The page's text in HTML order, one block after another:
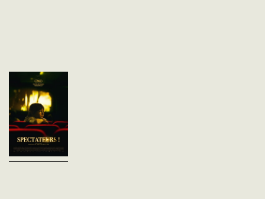
de cinéma, leurs magies.
Aussi...